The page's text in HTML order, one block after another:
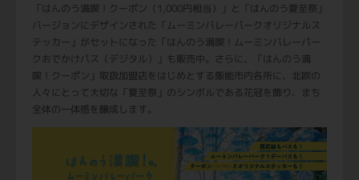
「はんのう満喫！クーポン（1,000円相当）」と「はんのう夏至祭」
バージョンにデザインされた「ムーミンバレーパークオリジナルス
テッカー」がセットになった「はんのう満喫！ムーミンバレーパー
クおでかけパス（デジタル）」も販売中。さらに、「はんのう満
喫！クーポン」取扱加盟店をはじめとする飯能市内各所に、北欧の
人々にとって大切な「夏至祭」のシンボルである花冠を飾り、まち
全体の一体感を醸成します。